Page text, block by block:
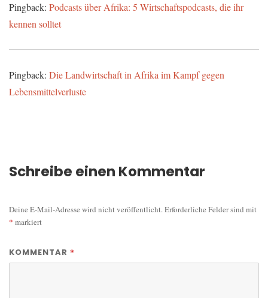
Pingback: Podcasts über Afrika: 5 Wirtschaftspodcasts, die ihr
kennen solltet
Pingback: Die Landwirtschaft in Afrika im Kampf gegen
Lebensmittelverluste
Schreibe einen Kommentar
Deine E-Mail-Adresse wird nicht veröffentlicht.Erforderliche Felder sind mit
* markiert
KOMMENTAR *